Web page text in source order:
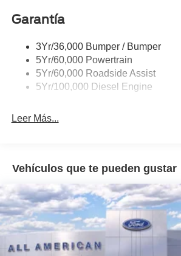
Garantía
3Yr/36,000 Bumper / Bumper
5Yr/60,000 Powertrain
5Yr/60,000 Roadside Assist
5Yr/100,000 Diesel Engine
Leer Más...
Vehículos que te pueden gustar